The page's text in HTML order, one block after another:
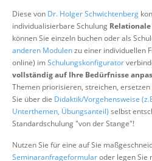
Suche
Diese von Dr. Holger Schwichtenberg
individualisierbare Schulung
können Sie einzeln buchen oder als
anderen Modulenzu einer individuellen
online) imSchulungskonfigurator
vollständig auf Ihre Bedürfnisse
Themen priorisieren, streichen,
Sie über die Didaktik/Vorgehensweise
Unterthemen, Übungsanteil) selbst
Standardschulung "von der Stange"!
Nutzen Sie für eine auf Sie
Seminaranfrageformularoder legen Sie